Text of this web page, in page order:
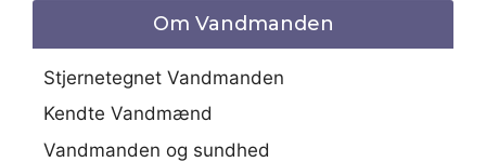
Om Vandmanden
Stjernetegnet Vandmanden
Kendte Vandmænd
Vandmanden og sundhed